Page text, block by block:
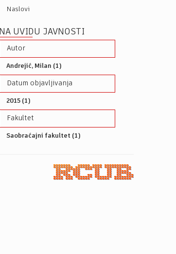
Naslovi
NA UVIDU JAVNOSTI
Autor
Andrejić, Milan (1)
Datum objavljivanja
2015 (1)
Fakultet
Saobraćajni fakultet (1)